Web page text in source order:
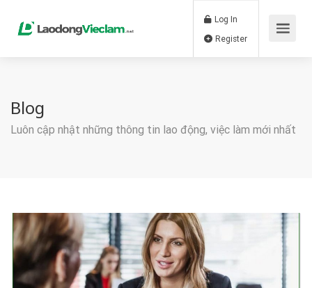
Log In
Blog
Luôn cập nhật những thông tin lao động, việc làm mới nhất